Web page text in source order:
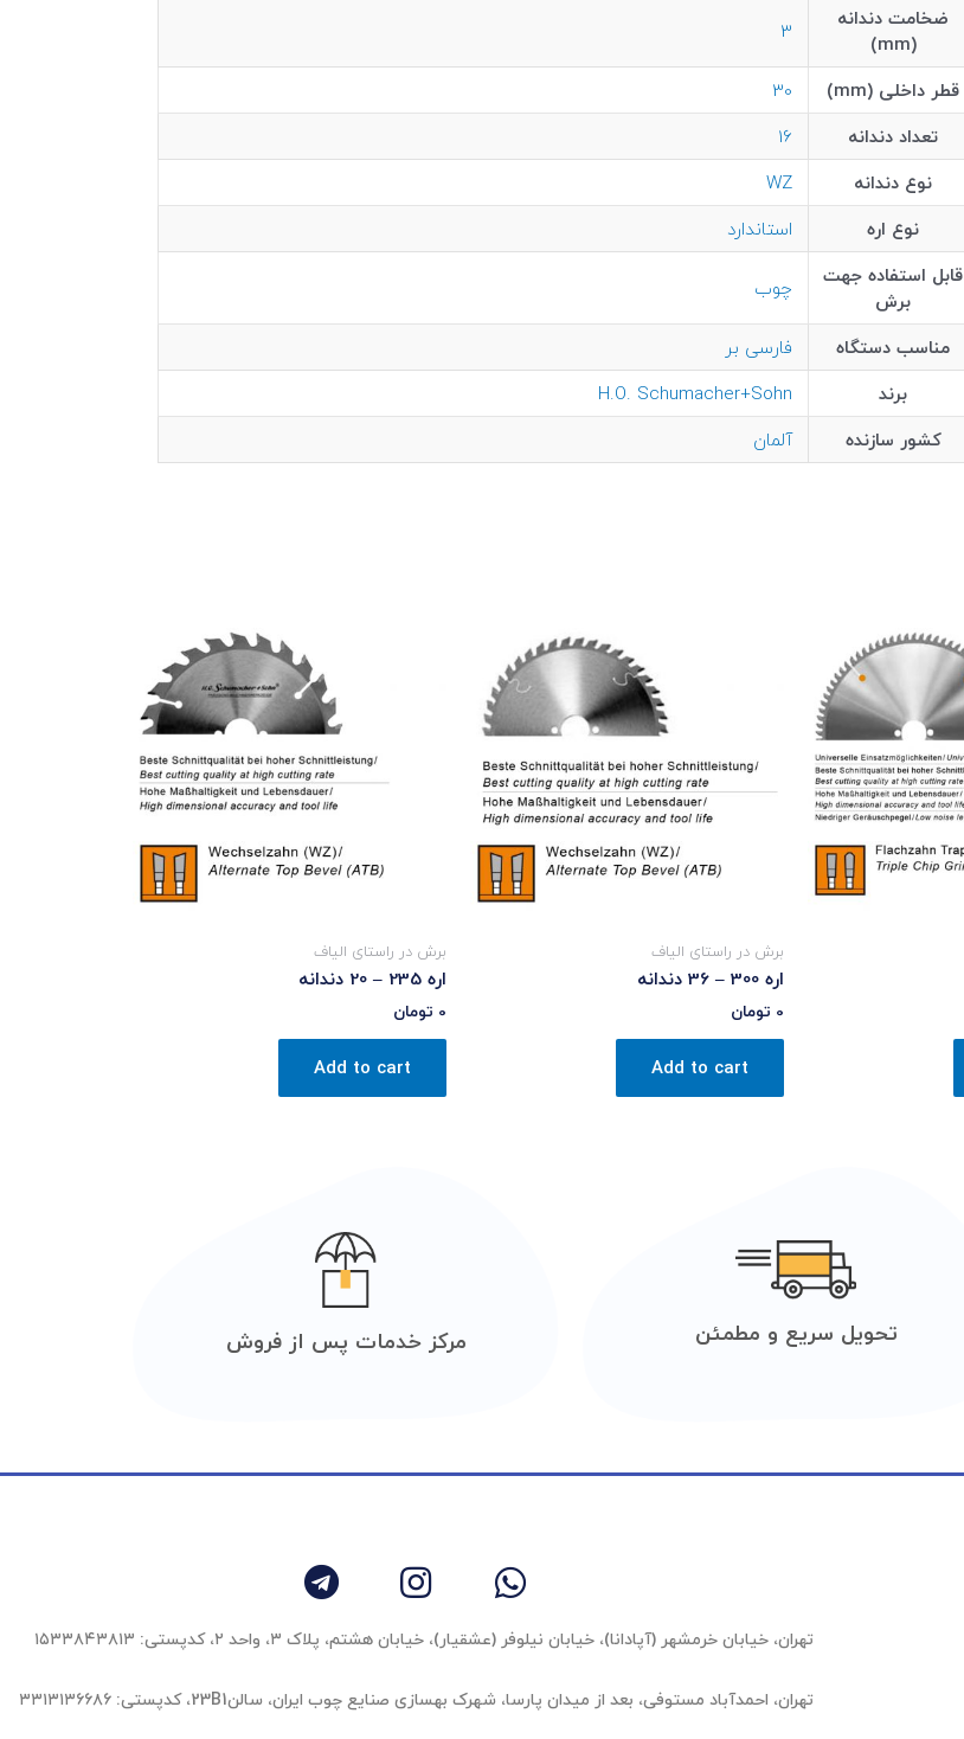
ضخامت دندانه
(mm)
3
قطر داخلی (mm)
30
تعداد دندانه
16
نوع دندانه
WZ
نوع اره
استاندارد
قابل استفاده جهت
برش
چوب
مناسب دستگاه
فارسی بر
برند
H.O. Schumacher+Sohn
کشور سازنده
آلمان
برش در راستای الیاف
اره 300 – 36 دندانه
0 تومان
Add to cart
برش در راستای الیاف
اره 235 – 20 دندانه
0 تومان
Add to cart
تحویل سریع و مطمئن مرکز خدمات پس از فروش
تهران، خیابان خرمشهر (آپادانا)، خیابان نیلوفر (عشقیار)، خیابان هشتم، پلاک ۳، واحد ٢، کدپستی: ۱۵۳۳۸۴۳۸۱۳
تهران، احمدآباد مستوفی، بعد از میدان پارسا، شهرک بهسازی صنایع چوب ایران، سالن23B1، کدپستی: ۳۳۱۳۱۳۶۶۸۶